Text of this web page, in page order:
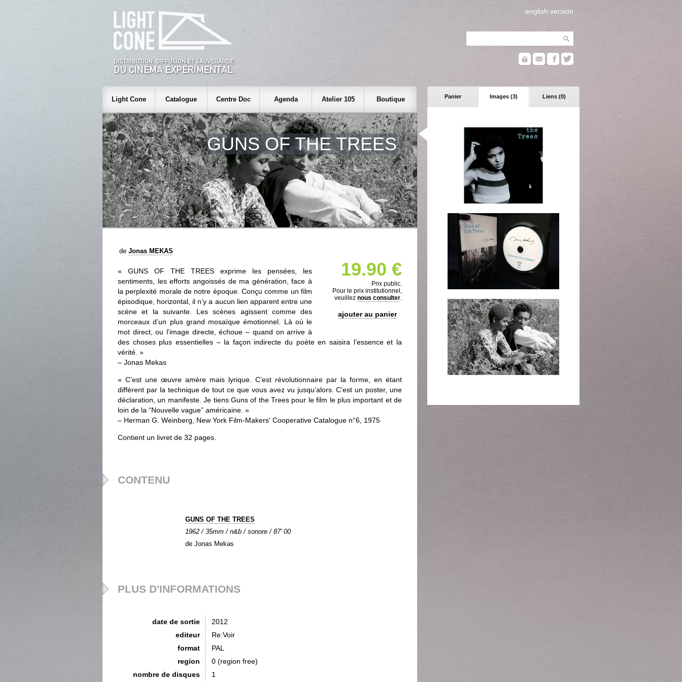
english version
Panier Images (3) Liens (0)
Light Cone Catalogue Centre Doc Agenda Atelier 105 Boutique
GUNS OF THE TREES
de Jonas MEKAS
19.90 €
Prix public.
Pour le prix institutionnel,
veuillez nous consulter.
ajouter au panier
« GUNS OF THE TREES exprime les pensées, les
sentiments, les efforts angoissés de ma génération, face à
la perplexité morale de notre époque. Conçu comme un film
épisodique, horizontal, il n’y a aucun lien apparent entre une
scène et la suivante. Les scènes agissent comme des
morceaux d’un plus grand mosaïque émotionnel. Là où le
mot direct, ou l’image directe, échoue – quand on arrive à
des choses plus essentielles – la façon indirecte du poète en saisira l’essence et la
vérité. »
– Jonas Mekas
« C’est une œuvre amère mais lyrique. C’est révolutionnaire par la forme, en étant
différent par la technique de tout ce que vous avez vu jusqu’alors. C’est un poster, une
déclaration, un manifeste. Je tiens Guns of the Trees pour le film le plus important et de
loin de la “Nouvelle vague” américaine. »
– Herman G. Weinberg, New York Film-Makers' Cooperative Catalogue n°6, 1975
Contient un livret de 32 pages.
CONTENU
GUNS OF THE TREES
1962 / 35mm / n&b / sonore / 87' 00
de Jonas Mekas
PLUS D'INFORMATIONS
date de sortie
2012
editeur
Re:Voir
format
PAL
region
0 (region free)
nombre de disques
1